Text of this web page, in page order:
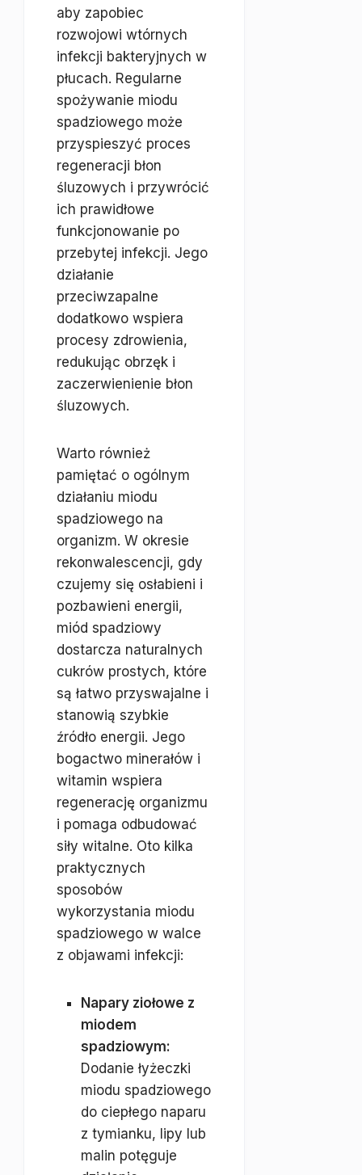
aby zapobiec
rozwojowi wtórnych
infekcji bakteryjnych w
płucach. Regularne
spożywanie miodu
spadziowego może
przyspieszyć proces
regeneracji błon
śluzowych i przywrócić
ich prawidłowe
funkcjonowanie po
przebytej infekcji. Jego
działanie
przeciwzapalne
dodatkowo wspiera
procesy zdrowienia,
redukując obrzęk i
zaczerwienienie błon
śluzowych.
Warto również
pamiętać o ogólnym
działaniu miodu
spadziowego na
organizm. W okresie
rekonwalescencji, gdy
czujemy się osłabieni i
pozbawieni energii,
miód spadziowy
dostarcza naturalnych
cukrów prostych, które
są łatwo przyswajalne i
stanowią szybkie
źródło energii. Jego
bogactwo minerałów i
witamin wspiera
regenerację organizmu
i pomaga odbudować
siły witalne. Oto kilka
praktycznych
sposobów
wykorzystania miodu
spadziowego w walce
z objawami infekcji:
Napary ziołowe z
miodem
spadziowym:
Dodanie łyżeczki
miodu spadziowego
do ciepłego naparu
z tymianku, lipy lub
malin potęguje